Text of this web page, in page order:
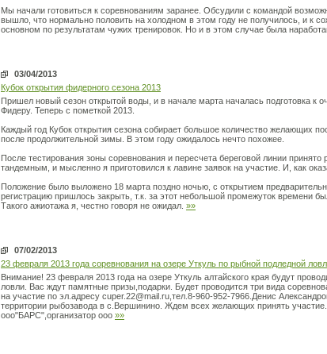
Мы начали готовиться к соревнованиям заранее. Обсудили с командой
вышло, что нормально половить на холодном в этом году не получилось, и к
основном по результатам чужих тренировок. Но и в этом случае была
03/04/2013
Кубок открытия фидерного сезона 2013
Пришел новый сезон открытой воды, и в начале марта началась подготовка к
Фидеру. Теперь с пометкой 2013.
Каждый год Кубок открытия сезона собирает большое количество желающих
после продолжительной зимы. В этом году ожидалось нечто похожее.
После тестирования зоны соревнования и пересчета береговой линии принято
тандемным, и мысленно я приготовился к лавине заявок на участие. И, как
Положение было выложено 18 марта поздно ночью, с открытием
регистрацию пришлось закрыть, т.к. за этот небольшой промежуток времени
Такого ажиотажа я, честно говоря не ожидал. »»
07/02/2013
23 февраля 2013 года соревнования на озере Уткуль по рыбной подледной
Внимание! 23 февраля 2013 года на озере Уткуль алтайского края будут
ловли. Вас ждут памятные призы,подарки. Будет проводится три вида
на участие по эл.адресу cuper.22@mail.ru,тел.8-960-952-7966.Денис
территории рыбозавода в с.Вершинино. Ждем всех желающих принять
ооо"БАРС",организатор ооо »»